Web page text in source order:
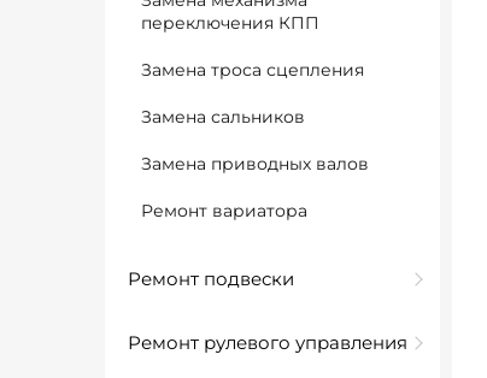
переключения КПП
Замена троса сцепления
Замена сальников
Замена приводных валов
Ремонт вариатора
Ремонт подвески
Ремонт рулевого управления